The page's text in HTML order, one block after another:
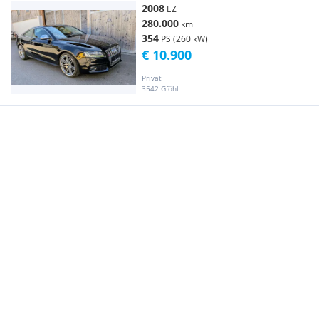
2008 EZ
280.000 km
354 PS (260 kW)
Privat
3542 Gföhl
€ 10.900